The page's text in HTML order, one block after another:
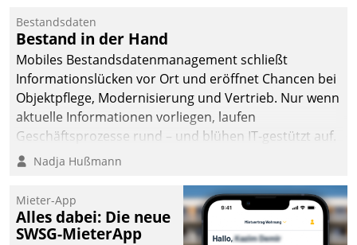
Bestandsdaten
Bestand in der Hand
Mobiles Bestandsdatenmanagement schließt
Informationslücken vor Ort und eröffnet Chancen bei
Objektpflege, Modernisierung und Vertrieb. Nur wenn
aktuelle Informationen vorliegen, laufen
Geschäftsprozesse rund – und blühen IT-gestützt auf.
Nadja Hußmann
Mieter-App
Alles dabei: Die neue
SWSG-MieterApp